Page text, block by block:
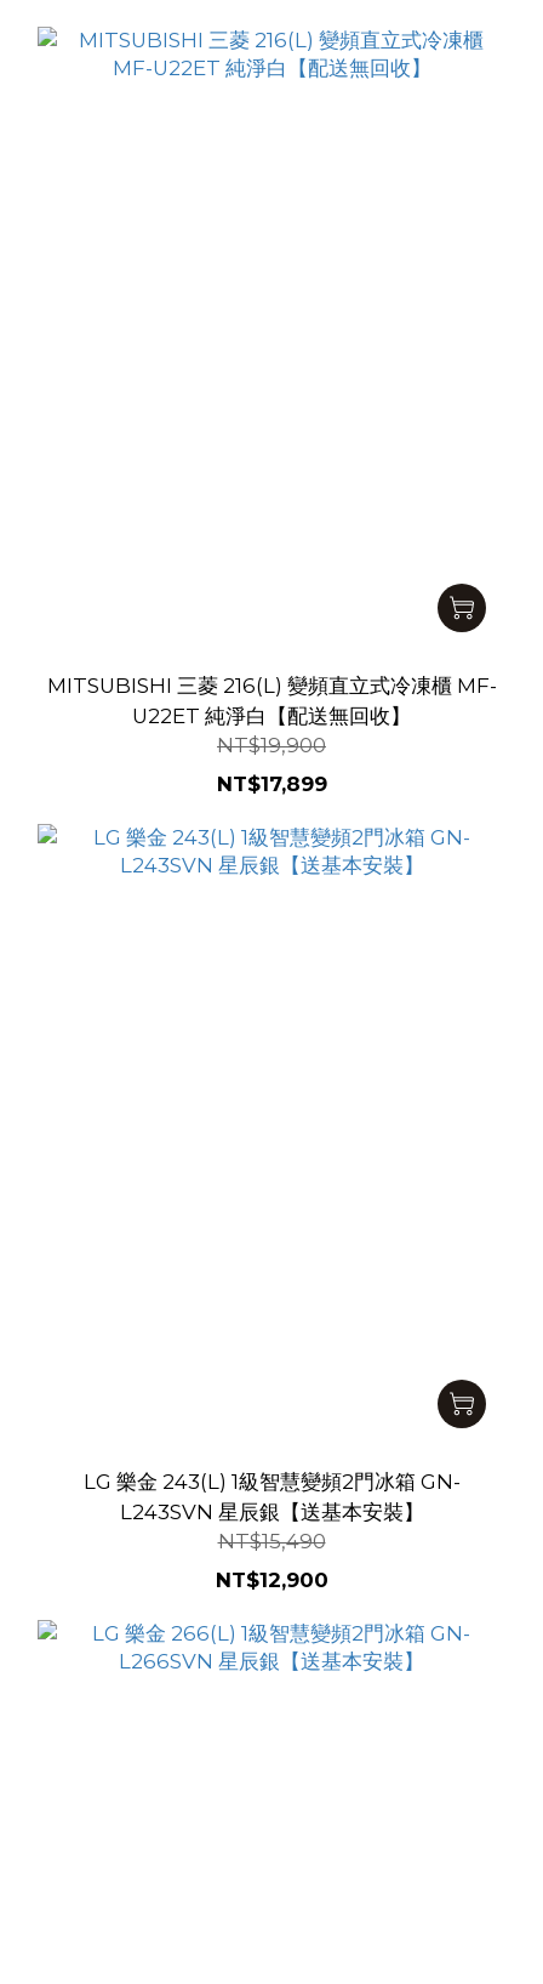
MITSUBISHI 三菱 216(L) 變頻直立式冷凍櫃 MF-
U22ET 純淨白【配送無回收】
NT$19,900
NT$17,899
LG 樂金 243(L) 1級智慧變頻2門冰箱 GN-
L243SVN 星辰銀【送基本安裝】
NT$15,490
NT$12,900